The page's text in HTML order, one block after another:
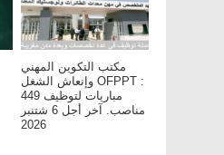
مكتب التكوين المهني
وإنعاش الشغل OFPPT :
مباريات لتوظيف 449
مناصب. آخر أجل 6 شتنبر
2026